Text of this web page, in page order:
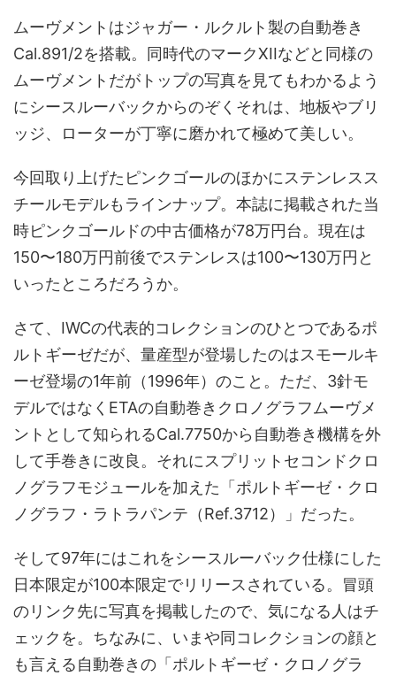
ムーヴメントはジャガー・ルクルト製の自動巻き
Cal.891/2を搭載。同時代のマークXIIなどと同様の
ムーヴメントだがトップの写真を見てもわかるよう
にシースルーバックからのぞくそれは、地板やブリ
ッジ、ローターが丁寧に磨かれて極めて美しい。
今回取り上げたピンクゴールのほかにステンレスス
チールモデルもラインナップ。本誌に掲載された当
時ピンクゴールドの中古価格が78万円台。現在は
150〜180万円前後でステンレスは100〜130万円と
いったところだろうか。
さて、IWCの代表的コレクションのひとつであるポ
ルトギーゼだが、量産型が登場したのはスモールキ
ーゼ登場の1年前（1996年）のこと。ただ、3針モ
デルではなくETAの自動巻きクロノグラフムーヴメ
ントとして知られるCal.7750から自動巻き機構を外
して手巻きに改良。それにスプリットセコンドクロ
ノグラフモジュールを加えた「ポルトギーゼ・クロ
ノグラフ・ラトラパンテ（Ref.3712）」だった。
そして97年にはこれをシースルーバック仕様にした
日本限定が100本限定でリリースされている。冒頭
のリンク先に写真を掲載したので、気になる人はチ
ェックを。ちなみに、いまや同コレクションの顔と
も言える自動巻きの「ポルトギーゼ・クロノグラ